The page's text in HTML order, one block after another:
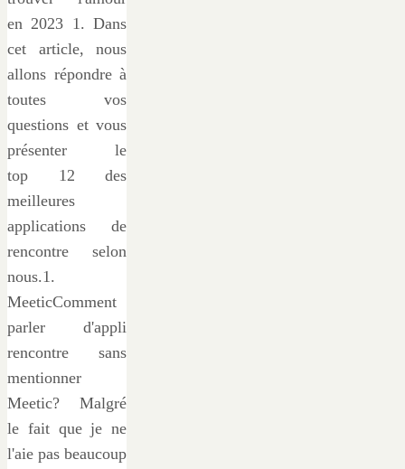
en 2023 1. Dans
cet article, nous
allons répondre à
toutes vos
questions et vous
présenter le
top 12 des
meilleures
applications de
rencontre selon
nous.1.
MeeticComment
parler d'appli
rencontre sans
mentionner
Meetic? Malgré
le fait que je ne
l'aie pas beaucoup